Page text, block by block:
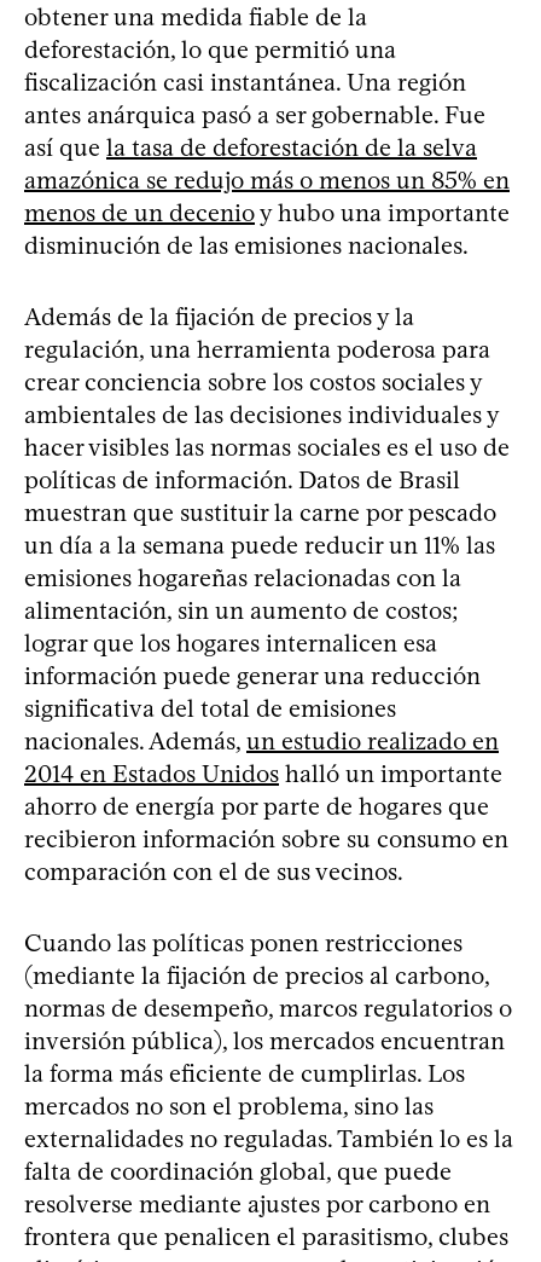
obtener una medida fiable de la
deforestación, lo que permitió una
fiscalización casi instantánea. Una región
antes anárquica pasó a ser gobernable. Fue
así que la tasa de deforestación de la selva
amazónica se redujo más o menos un 85% en
menos de un decenioy hubo una importante
disminución de las emisiones nacionales.
Además de la fijación de precios y la
regulación, una herramienta poderosa para
crear conciencia sobre los costos sociales y
ambientales de las decisiones individuales y
hacer visibles las normas sociales es el uso de
políticas de información. Datos de Brasil
muestran que sustituir la carne por pescado
un día a la semana puede reducir un 11% las
emisiones hogareñas relacionadas con la
alimentación, sin un aumento de costos;
lograr que los hogares internalicen esa
información puede generar una reducción
significativa del total de emisiones
nacionales. Además, un estudio realizado en
2014 en Estados Unidos halló un importante
ahorro de energía por parte de hogares que
recibieron información sobre su consumo en
comparación con el de sus vecinos.
Cuando las políticas ponen restricciones
(mediante la fijación de precios al carbono,
normas de desempeño, marcos regulatorios o
inversión pública), los mercados encuentran
la forma más eficiente de cumplirlas. Los
mercados no son el problema, sino las
externalidades no reguladas. También lo es la
falta de coordinación global, que puede
resolverse mediante ajustes por carbono en
frontera que penalicen el parasitismo, clubes